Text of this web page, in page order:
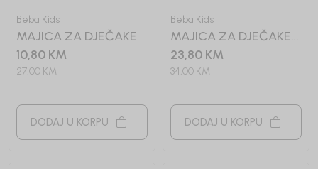
Beba Kids
MAJICA ZA DJEČAKE
10,80 KM
27,00KM
DODAJ U KORPU
Beba Kids
MAJICA ZA DJEČAKE
ANDREJ
23,80 KM
34,00KM
DODAJ U KORPU